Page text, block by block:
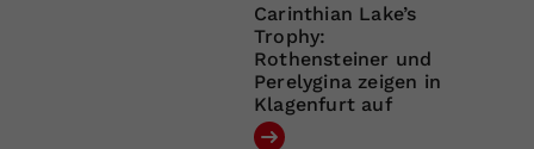
Carinthian Lake’s
Trophy:
Rothensteiner und
Perelygina zeigen in
Klagenfurt auf